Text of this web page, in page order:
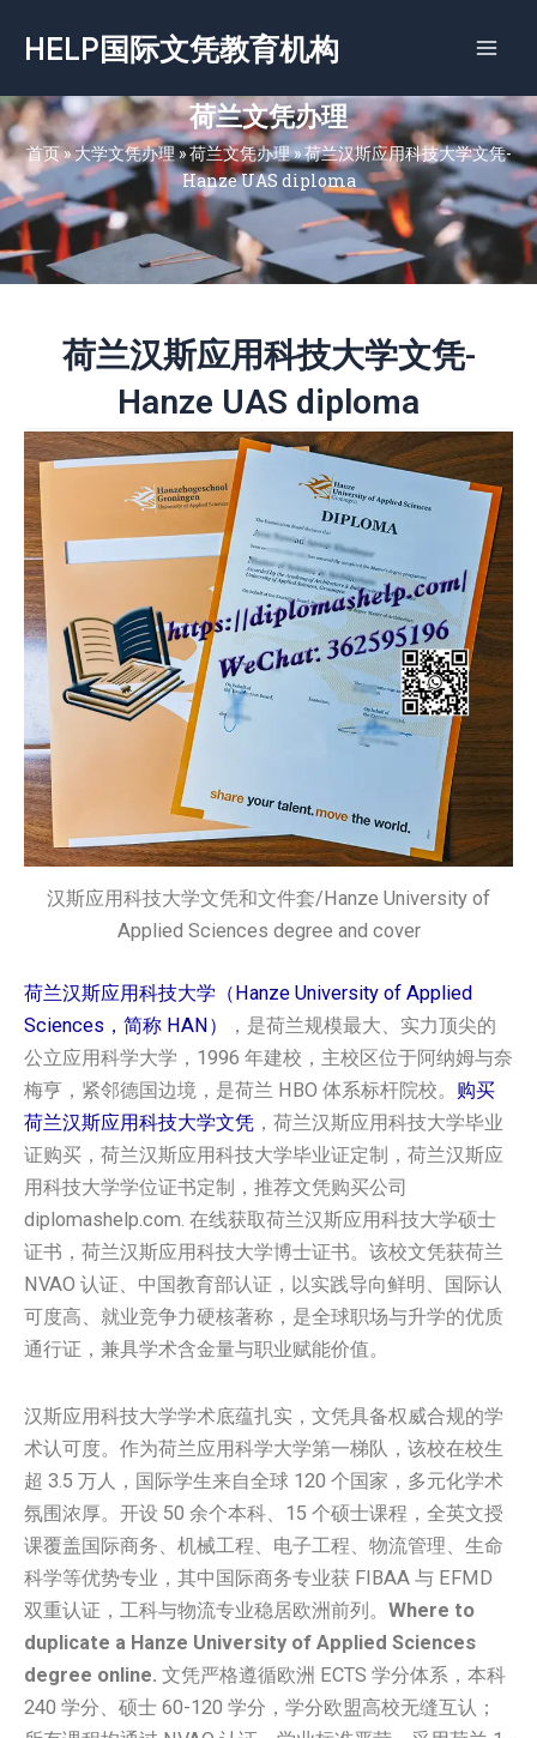
容
HELP国际文凭教育机构
荷兰文凭办理
首页»大学文凭办理»荷兰文凭办理»荷兰汉斯应用科技大学文凭-
Hanze UAS diploma
荷兰汉斯应用科技大学文凭-
Hanze UAS diploma
汉斯应用科技大学文凭和文件套/Hanze University of
Applied Sciences degree and cover
荷兰汉斯应用科技大学（Hanze University of Applied
Sciences，简称 HAN）
，是荷兰规模最大、实力顶尖的
公立应用科学大学，1996 年建校，主校区位于阿纳姆与奈
梅亨，紧邻德国边境，是荷兰 HBO 体系标杆院校。 购买
荷兰汉斯应用科技大学‌文凭 ，荷兰汉斯应用科技大学‌毕业
证购买，荷兰汉斯应用科技大学‌毕业证定制，荷兰汉斯应
用科技大学‌学位证书定制，推荐文凭购买公司
diplomashelp.com. 在线获取荷兰汉斯应用科技大学‌硕士
证书，荷兰汉斯应用科技大学‌博士证书。该校文凭获荷兰
NVAO 认证、中国教育部认证，以实践导向鲜明、国际认
可度高、就业竞争力硬核著称，是全球职场与升学的优质
通行证，兼具学术含金量与职业赋能价值。
汉斯应用科技大学学术底蕴扎实，文凭具备权威合规的学
术认可度。作为荷兰应用科学大学第一梯队，该校在校生
超 3.5 万人，国际学生来自全球 120 个国家，多元化学术
氛围浓厚。开设 50 余个本科、15 个硕士课程，全英文授
课覆盖国际商务、机械工程、电子工程、物流管理、生命
科学等优势专业，其中国际商务专业获 FIBAA 与 EFMD
双重认证，工科与物流专业稳居欧洲前列。 Where to
duplicate a Hanze University of Applied Sciences
degree online. 文凭严格遵循欧洲 ECTS 学分体系，本科
240 学分、硕士 60-120 学分，学分欧盟高校无缝互认；